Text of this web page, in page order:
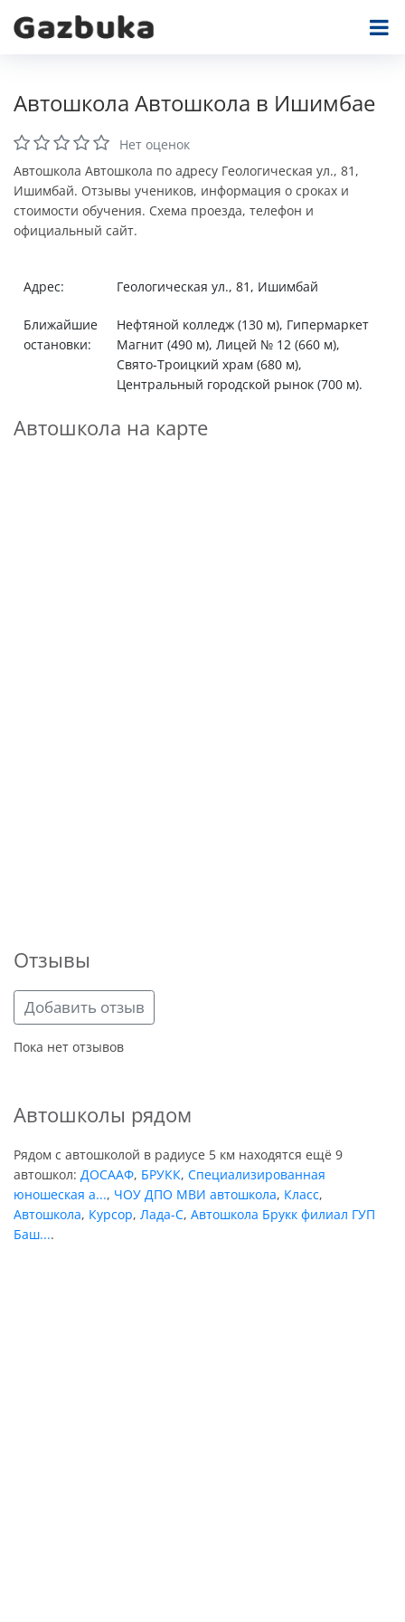
Автошкола Автошкола в Ишимбае
Нет оценок
Автошкола Автошкола по адресу Геологическая ул., 81,
Ишимбай. Отзывы учеников, информация о сроках и
стоимости обучения. Схема проезда, телефон и
официальный сайт.
Адрес: Геологическая ул., 81, Ишимбай
Ближайшие
остановки:
Нефтяной колледж (130 м), Гипермаркет
Магнит (490 м), Лицей № 12 (660 м),
Свято-Троицкий храм (680 м),
Центральный городской рынок (700 м).
Автошкола на карте
Отзывы
Добавить отзыв
Пока нет отзывов
Автошколы рядом
Рядом с автошколой в радиусе 5 км находятся ещё 9
автошкол: ДОСААФ, БРУКК, Специализированная
юношеская а..., ЧОУ ДПО МВИ автошкола, Класс,
Автошкола, Курсор, Лада-С, Автошкола Брукк филиал ГУП
Баш....